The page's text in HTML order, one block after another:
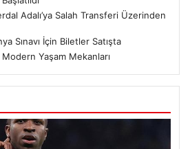
Adalı’ya Salah Transferi Üzerinden
Sınavı İçin Biletler Satışta
Yaşam Mekanları